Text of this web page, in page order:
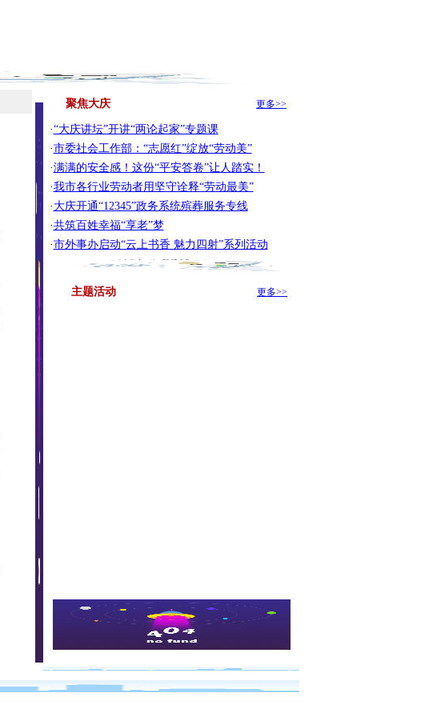
聚焦大庆 更多>>
·“大庆讲坛”开讲“两论起家”专题课
·市委社会工作部：“志愿红”绽放“劳动美”
·满满的安全感！这份“平安答卷”让人踏实！
·我市各行业劳动者用坚守诠释“劳动最美”
· 大庆开通“12345”政务系统殡葬服务专线
·共筑百姓幸福“享老”梦
·市外事办启动“云上书香 魅力四射”系列活动
主题活动 更多>>